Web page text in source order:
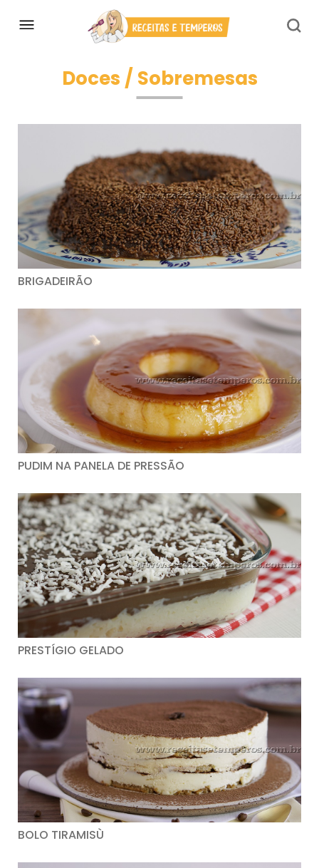
Doces / Sobremesas
BRIGADEIRÃO
PUDIM NA PANELA DE PRESSÃO
PRESTÍGIO GELADO
BOLO TIRAMISÙ